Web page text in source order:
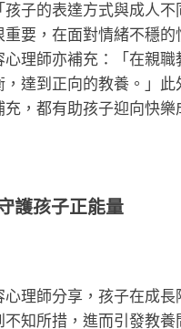
子的表達方式與成人
要，在面對情緒不穩
理師亦補充：「在親
達到正向的教養。」
，都有助孩子迎向快樂
護孩子正能量
理師分享，孩子在成
知所措，進而引發教